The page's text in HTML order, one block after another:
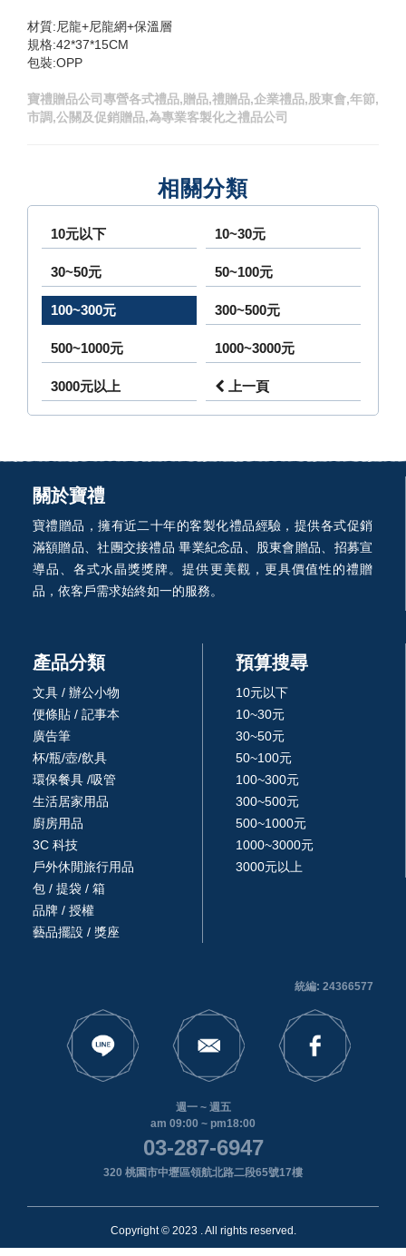
材質:尼龍+尼龍網+保溫層
規格:42*37*15CM
包裝:OPP
寶禮贈品公司專營各式禮品,贈品,禮贈品,企業禮品,股東會,年節,
市調,公關及促銷贈品,為專業客製化之禮品公司
相關分類
10元以下 10~30元
30~50元 50~100元
100~300元 300~500元
500~1000元 1000~3000元
3000元以上 上一頁
關於寶禮
寶禮贈品，擁有近二十年的客製化禮品經驗，提供各式促銷
滿額贈品、社團交接禮品 畢業紀念品、股東會贈品、招募宣
導品、各式水晶獎獎牌。提供更美觀，更具價值性的禮贈
品，依客戶需求始終如一的服務。
產品分類
文具 / 辦公小物
便條貼 / 記事本
廣告筆
杯/瓶/壺/飲具
環保餐具 /吸管
生活居家用品
廚房用品
3C 科技
戶外休閒旅行用品
包 / 提袋 / 箱
品牌 / 授權
藝品擺設 / 獎座
預算搜尋
10元以下
10~30元
30~50元
50~100元
100~300元
300~500元
500~1000元
1000~3000元
3000元以上
統編: 24366577
週一 ~ 週五
am 09:00 ~ pm18:00
03-287-6947
320 桃園市中壢區領航北路二段65號17樓
Copyright © 2023 . All rights reserved.